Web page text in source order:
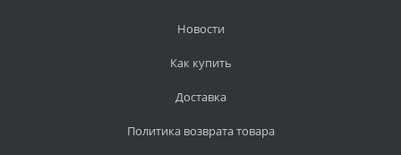
Новости
Как купить
Доставка
Политика возврата товара